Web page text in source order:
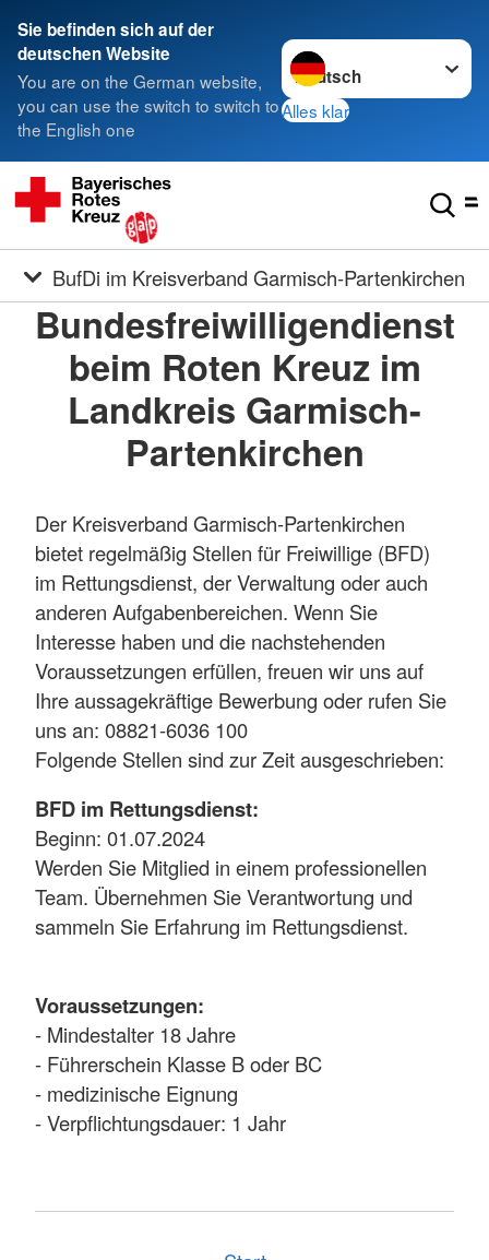
Sie befinden sich auf der
deutschen Website
You are on the German website,
you can use the switch to switch to
the English one
Sprache wechseln zu
Alles klar
BufDi im Kreisverband Garmisch-Partenkirchen
Bundesfreiwilligendienst
beim Roten Kreuz im
Landkreis Garmisch-
Partenkirchen
Der Kreisverband Garmisch-Partenkirchen
bietet regelmäßig Stellen für Freiwillige (BFD)
im Rettungsdienst, der Verwaltung oder auch
anderen Aufgabenbereichen. Wenn Sie
Interesse haben und die nachstehenden
Voraussetzungen erfüllen, freuen wir uns auf
Ihre aussagekräftige Bewerbung oder rufen Sie
uns an: 08821-6036 100
Folgende Stellen sind zur Zeit ausgeschrieben:
BFD im Rettungsdienst:
Beginn: 01.07.2024
Werden Sie Mitglied in einem professionellen
Team. Übernehmen Sie Verantwortung und
sammeln Sie Erfahrung im Rettungsdienst.
Voraussetzungen:
- Mindestalter 18 Jahre
- Führerschein Klasse B oder BC
- medizinische Eignung
- Verpflichtungsdauer: 1 Jahr